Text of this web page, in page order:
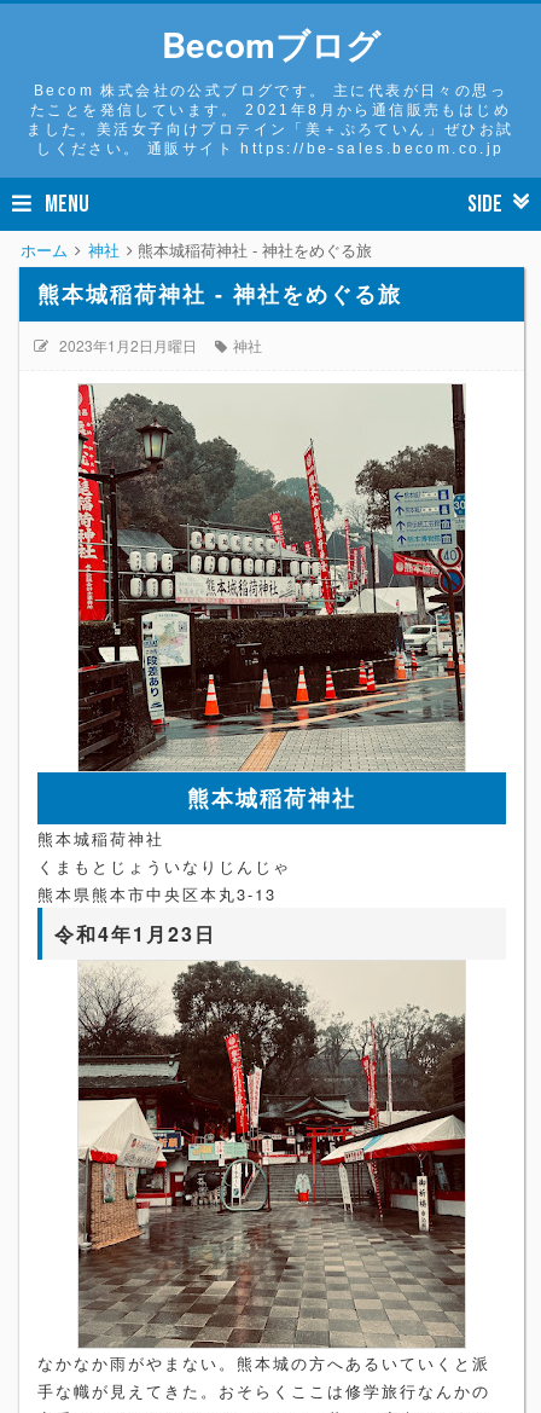
Becomブログ
Becom 株式会社の公式ブログです。 主に代表が日々の思っ
たことを発信しています。 2021年8月から通信販売もはじめ
ました。美活女子向けプロテイン「美＋ぷろていん」ぜひお試
しください。 通販サイト https://be-sales.becom.co.jp
MENU SIDE
ホーム 神社 熊本城稲荷神社 - 神社をめぐる旅
熊本城稲荷神社 - 神社をめぐる旅
2023年1月2日月曜日 神社
熊本城稲荷神社
熊本城稲荷神社
くまもとじょういなりじんじゃ
熊本県熊本市中央区本丸3-13
令和4年1月23日
なかなか雨がやまない。熊本城の方へあるいていくと派
手な幟が見えてきた。おそらくここは修学旅行なんかの